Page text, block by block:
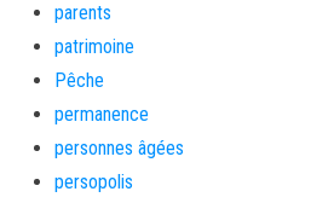
parents
patrimoine
Pêche
permanence
personnes âgées
persopolis